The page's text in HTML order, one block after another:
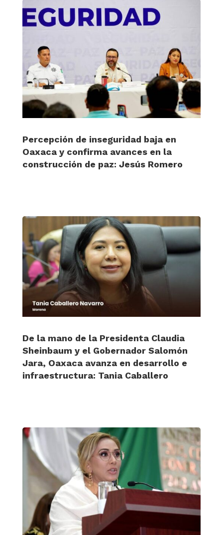
Percepción de inseguridad baja en
Oaxaca y confirma avances en la
construcción de paz: Jesús Romero
De la mano de la Presidenta Claudia
Sheinbaum y el Gobernador Salomón
Jara, Oaxaca avanza en desarrollo e
infraestructura: Tania Caballero